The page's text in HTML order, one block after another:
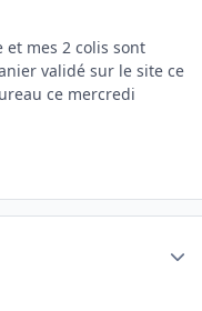
et mes 2 colis sont
validé sur le site ce
ce mercredi